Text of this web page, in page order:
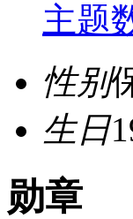
主题
性别
生日
勋章